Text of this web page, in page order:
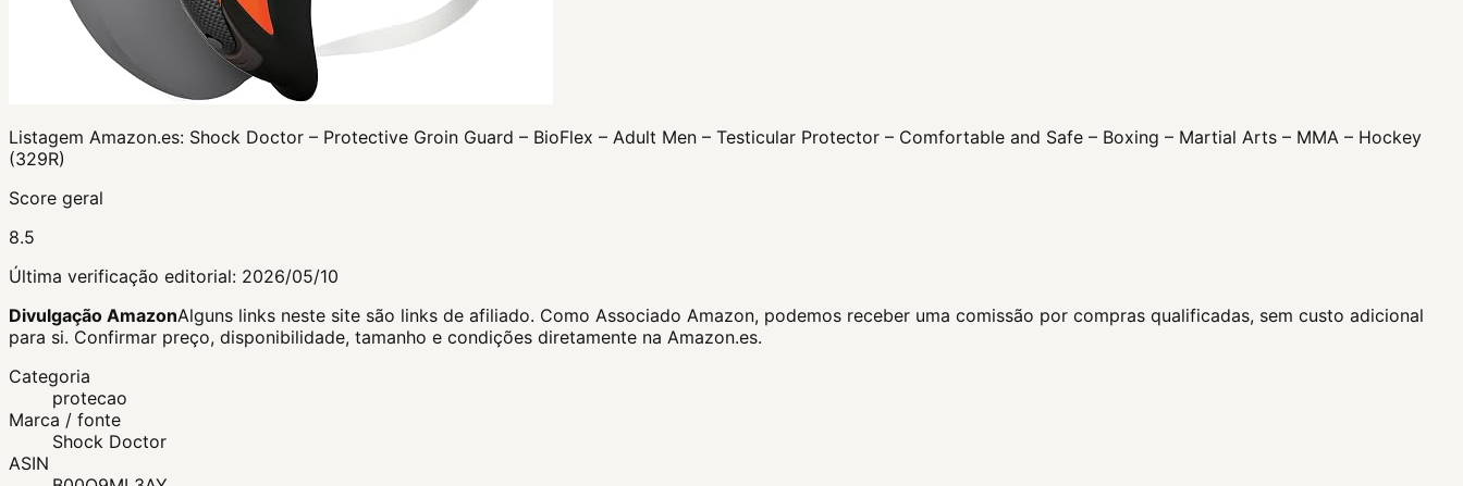
Listagem Amazon.es: Shock Doctor – Protective Groin Guard – BioFlex – Adult Men – Testicular Protector – Comfortable and Safe – Boxing – Martial Arts – MMA – Hockey
(329R)
Score geral
8.5
Última verificação editorial: 2026/05/10
Divulgação AmazonAlguns links neste site são links de afiliado. Como Associado Amazon, podemos receber uma comissão por compras qualificadas, sem custo adicional
para si. Confirmar preço, disponibilidade, tamanho e condições diretamente na Amazon.es.
Categoria
protecao
Marca / fonte
Shock Doctor
ASIN